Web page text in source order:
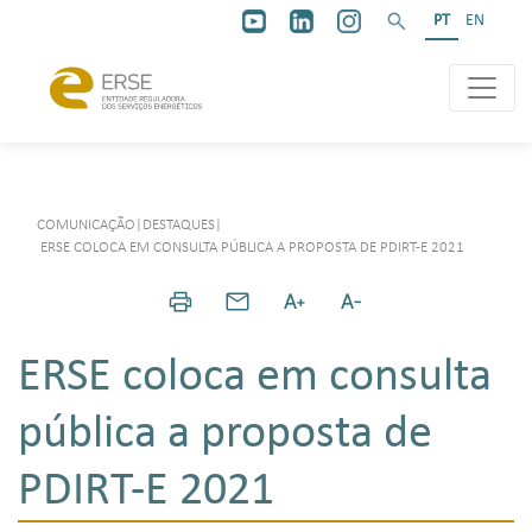
PT EN
COMUNICAÇÃO DESTAQUES
ERSE COLOCA EM CONSULTA PÚBLICA A PROPOSTA DE PDIRT-E 2021
ERSE coloca em consulta
pública a proposta de
PDIRT-E 2021